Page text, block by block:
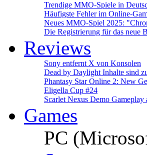
Trendige MMO-Spiele in
Häufigste Fehler im Online-
Neues MMO-Spiel 2025:
Die Registrierung für das neue
Reviews
Sony entfernt X von Konsolen
Dead by Daylight Inhalte sind
Phantasy Star Online 2: New
Eligella Cup #24
Scarlet Nexus Demo
Games
PC